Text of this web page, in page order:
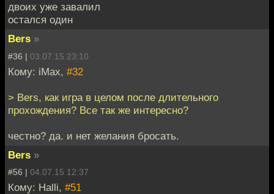
двоих уже завалил
остался один
Bers »
#36 | 03.07.15 23:10
Кому: iMax, #32
> Bers, как игра в целом после длительного
прохождения? Все так же интересно?
честно? да. и нет желания бросать.
Bers »
#56 | 04.07.15 12:37
Кому: Halli, #51